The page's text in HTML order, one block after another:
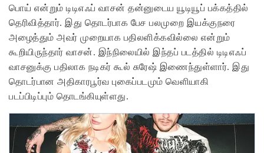
பொய் என்றும் டிடிஎஃப் வாசன் தன்னுடைய யூடியூப் பக்கத்தில்
தெரிவித்தார். இது தொடர்பாக பேச பலமுறை இயக்குநரை
அழைத்தும் அவர் முறையாக பதிலளிக்கவில்லை என்றும்
கூறியிருந்தார் வாசன். இந்நிலையில் இந்தப் படத்தில் டிடிஎஃப்
வாசனுக்கு பதிலாக நடிகர் கூல் சுரேஷ் இணைந்துள்ளார். இது
தொடர்பான அதிகாரபூர்வ புகைப்படமும் வெளியாகி
படப்பிடிப்பும் தொடங்கியுள்ளது.